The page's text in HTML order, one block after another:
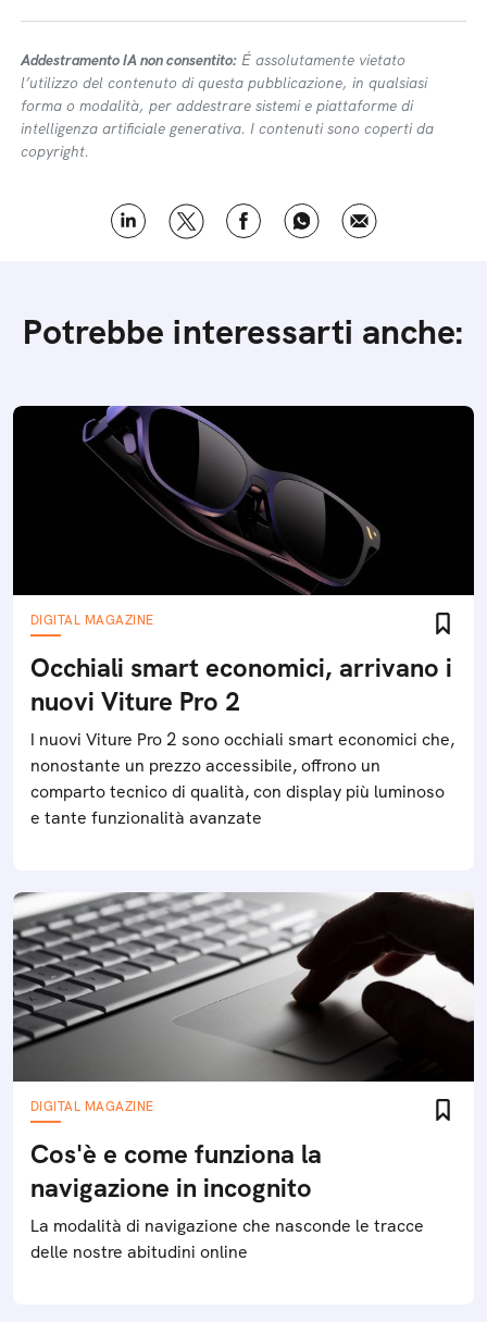
Addestramento IA non consentito: É assolutamente vietato
l’utilizzo del contenuto di questa pubblicazione, in qualsiasi
forma o modalità, per addestrare sistemi e piattaforme di
intelligenza artificiale generativa. I contenuti sono coperti da
copyright.
Potrebbe interessarti anche:
DIGITAL MAGAZINE
Occhiali smart economici, arrivano i
nuovi Viture Pro 2
I nuovi Viture Pro 2 sono occhiali smart economici che,
nonostante un prezzo accessibile, offrono un
comparto tecnico di qualità, con display più luminoso
e tante funzionalità avanzate
DIGITAL MAGAZINE
Cos'è e come funziona la
navigazione in incognito
La modalità di navigazione che nasconde le tracce
delle nostre abitudini online